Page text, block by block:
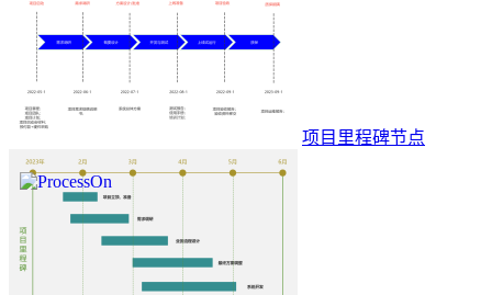
项目里程碑节点